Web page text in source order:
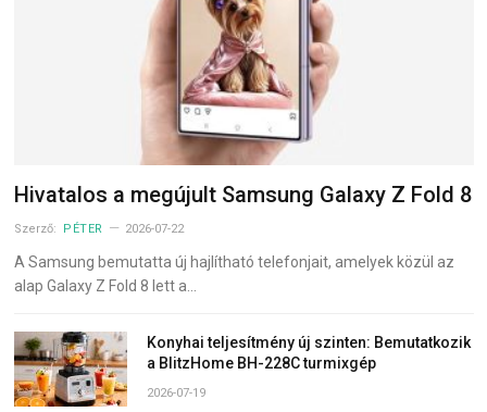
Hivatalos a megújult Samsung Galaxy Z Fold 8
Szerző: PÉTER 2026-07-22
A Samsung bemutatta új hajlítható telefonjait, amelyek közül az
alap Galaxy Z Fold 8 lett a…
Konyhai teljesítmény új szinten: Bemutatkozik
a BlitzHome BH-228C turmixgép
2026-07-19